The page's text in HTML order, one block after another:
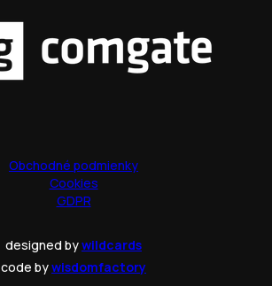
Obchodné podmienky
Cookies
GDPR
designed bywildcards
code bywisdomfactory